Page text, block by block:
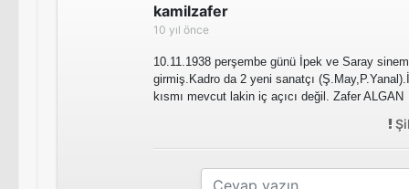
kamilzafer
10 yıl önce
10.11.1938 perşembe günü İpek ve Saray
girmiş.Kadro da 2 yeni sanatçı
kısmı mevcut lakin iç açıcı değil. Zafer ALGAN